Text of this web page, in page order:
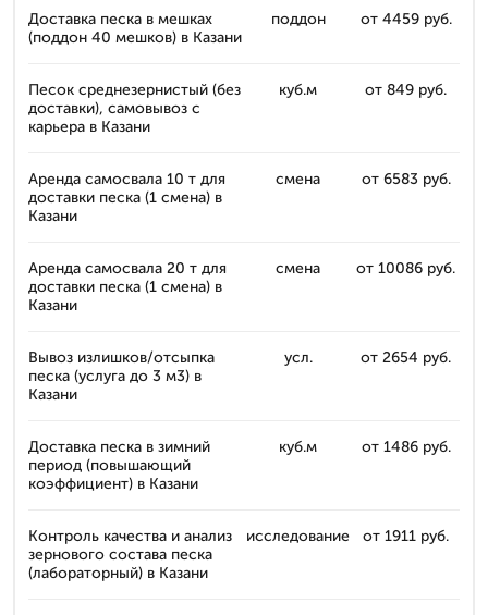
Доставка песка в мешках
(поддон 40 мешков) в Казани
поддон от 4459 руб.
Песок среднезернистый (без
доставки), самовывоз с
карьера в Казани
куб.м от 849 руб.
Аренда самосвала 10 т для
доставки песка (1 смена) в
Казани
смена от 6583 руб.
Аренда самосвала 20 т для
доставки песка (1 смена) в
Казани
смена от 10086 руб.
Вывоз излишков/отсыпка
песка (услуга до 3 м3) в
Казани
усл. от 2654 руб.
Доставка песка в зимний
период (повышающий
коэффициент) в Казани
куб.м от 1486 руб.
Контроль качества и анализ
зернового состава песка
(лабораторный) в Казани
исследование от 1911 руб.